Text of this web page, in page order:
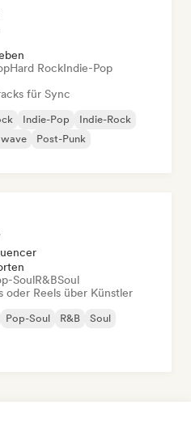
Hard RockIndie-Pop
für Sync
Indie-Pop
Indie-Rock
Post-Punk
SoulR&BSoul
oder Reels über Künstler
Pop-Soul R&B
Soul